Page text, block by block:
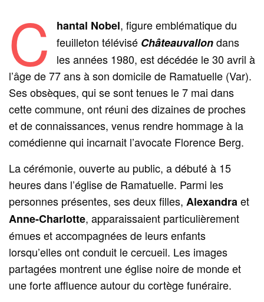
C hantal Nobel, figure emblématique du
feuilleton télévisé Châteauvallondans
les années 1980, est décédée le 30 avril à
l’âge de 77 ans à son domicile de Ramatuelle (Var).
Ses obsèques, qui se sont tenues le 7 mai dans
cette commune, ont réuni des dizaines de proches
et de connaissances, venus rendre hommage à la
comédienne qui incarnait l’avocate Florence Berg.
La cérémonie, ouverte au public, a débuté à 15
heures dans l’église de Ramatuelle. Parmi les
personnes présentes, ses deux filles, Alexandraet
Anne‑Charlotte, apparaissaient particulièrement
émues et accompagnées de leurs enfants
lorsqu’elles ont conduit le cercueil. Les images
partagées montrent une église noire de monde et
une forte affluence autour du cortège funéraire.